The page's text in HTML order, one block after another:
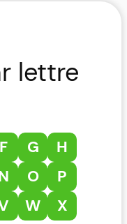
lettre
F G
H
O
P
W
X